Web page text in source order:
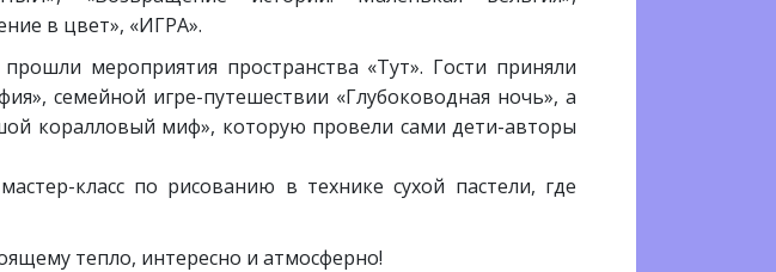
в цвет», «ИГРА».
мероприятия пространства «Тут». Гости приняли
семейной игре-путешествии «Глубоководная ночь», а
коралловый миф», которую провели сами дети-авторы
класс по рисованию в технике сухой пастели, где
тепло, интересно и атмосферно!